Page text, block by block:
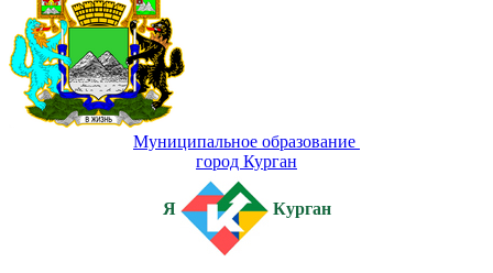
Муниципальное образование
город Курган
Я Курган